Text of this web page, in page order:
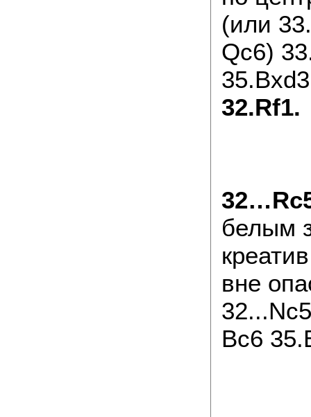
(или
Qc6)
32.Rf1.
белым
вне
Bc6